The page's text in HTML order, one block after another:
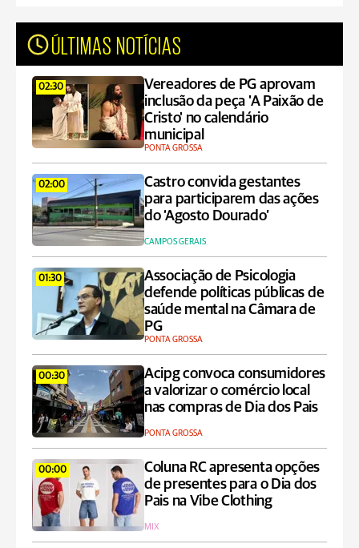
ÚLTIMAS NOTÍCIAS
02:30
Vereadores de PG aprovam
inclusão da peça 'A Paixão de
Cristo' no calendário
municipal
PONTA GROSSA
02:00
Castro convida gestantes
para participarem das ações
do ‘Agosto Dourado’
CAMPOS GERAIS
01:30
Associação de Psicologia
defende políticas públicas de
saúde mental na Câmara de
PG
PONTA GROSSA
00:30
Acipg convoca consumidores
a valorizar o comércio local
nas compras de Dia dos Pais
PONTA GROSSA
00:00
Coluna RC apresenta opções
de presentes para o Dia dos
Pais na Vibe Clothing
MIX